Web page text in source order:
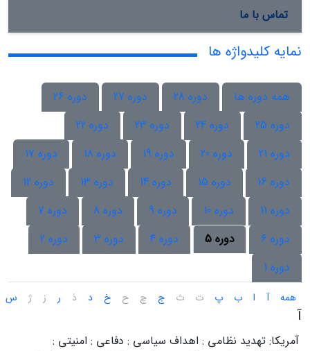
تماس با ما
نمایه کلیدواژه ها
همه دوره ها دوره 28 دوره 27
دوره 26
دوره 25
دوره 24 دوره 23
دوره 22
دوره 21
دوره 20 دوره 19 دوره 18
دوره 17
دوره 16
دوره 15 دوره 14 دوره 13
دوره 12
دوره 11
دوره 10 دوره 9 دوره 8
دوره 7
دوره 6
دوره 5 دوره 4 دوره 3
دوره 2
دوره 1
همه آ ا ب پ ت ث ج چ ح خ د ذ ر ز ژ س
آ
آمریکا: تهدید نظامی : اهداف سیاسی : دفاعی : امنیتی :